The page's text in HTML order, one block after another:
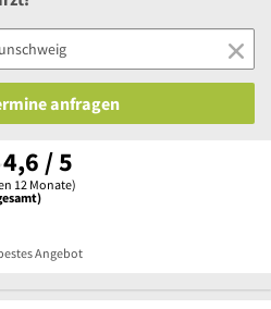
anfragen
4,6 / 5
12 Monate)
Angebot